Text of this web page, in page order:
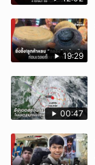
19:29
00:47